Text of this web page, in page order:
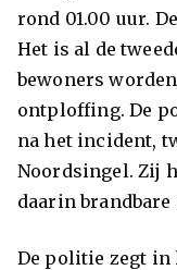
rond 01.00 uur.
Het is al de
bewoners
ontploffing. De
na het incident,
Noordsingel. Zij
daarin brandbare
De politie zegt in